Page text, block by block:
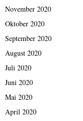
November 2020
Oktober 2020
September 2020
August 2020
Juli 2020
Juni 2020
Mai 2020
April 2020